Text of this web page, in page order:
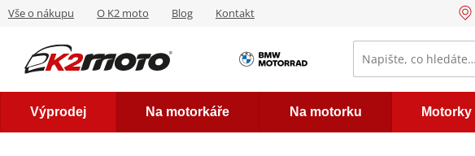
Vše o nákupu O K2 moto Blog Kontakt
Výprodej Na motorkáře Na motorku Motorky